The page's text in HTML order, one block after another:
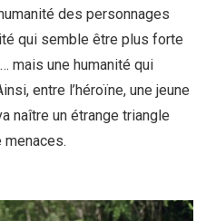
des personnages
qui semble être plus forte
mais une humanité qui
entre l’héroïne, une jeune
naître un étrange triangle
menaces.